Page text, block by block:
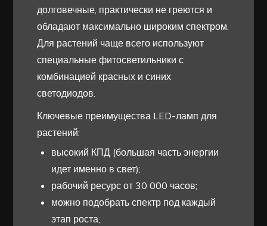
долговечные, практически не греются и
обладают максимально широким спектром.
Для растений чаще всего используют
специальные фитосветильники с
комбинацией красных и синих
светодиодов.
Ключевые преимущества LED-ламп для
растений:
высокий КПД (большая часть энергии
идет именно в свет);
рабочий ресурс от 30 000 часов;
можно подобрать спектр под каждый
этап роста;